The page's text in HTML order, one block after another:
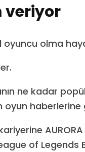
veriyor
oyuncu olma
ne kadar
haberlerine
of Legends